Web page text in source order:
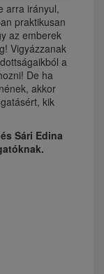
arra irányul,
praktikusan
az emberek
Vigyázzanak
a
De ha
akkor
kik
Sári Edina